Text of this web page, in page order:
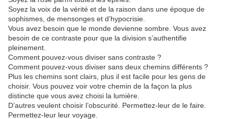
Soyez la voix de la vérité et de la raison dans une époque de
sophismes, de mensonges et d’hypocrisie.
Vous avez besoin que le monde devienne sombre. Vous avez
besoin de ce contraste pour que la division s’authentifie
pleinement.
Comment pouvez-vous diviser sans contraste ?
Comment pouvez-vous diviser sans deux chemins différents ?
Plus les chemins sont clairs, plus il est facile pour les gens de
choisir. Vous pouvez voir votre chemin de la façon la plus
distincte que vous avez choisi la lumière.
D’autres veulent choisir l’obscurité. Permettez-leur de le faire.
Permettez-leur leur voyage.